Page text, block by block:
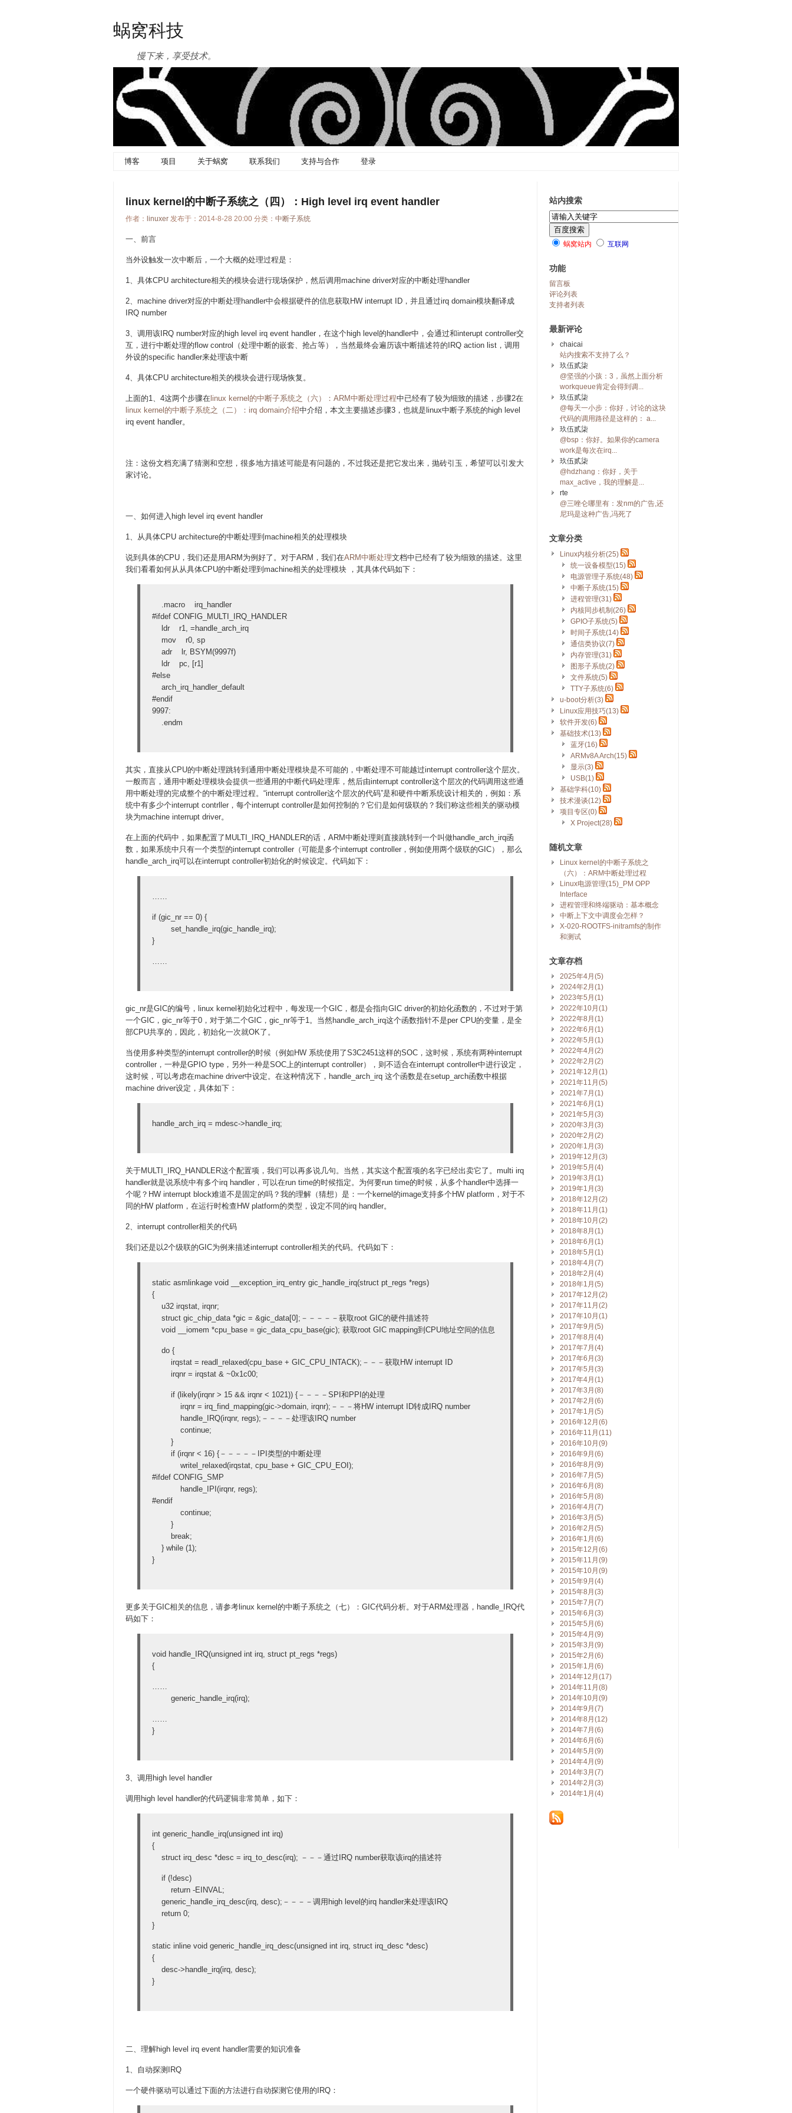
蜗窝科技
慢下来，享受技术。
博客 项目 关于蜗窝 联系我们 支持与合作 登录
linux kernel的中断子系统之（四）：High level irq event handler
作者： linuxer 发布于：2014-8-28 20:00 分类： 中断子系统
一、前言
当外设触发一次中断后，一个大概的处理过程是：
1、具体CPU architecture相关的模块会进行现场保护，然后调用machine driver对应的中断处理handler
2、machine driver对应的中断处理handler中会根据硬件的信息获取HW interrupt ID，并且通过irq domain模块翻译成
IRQ number
3、调用该IRQ number对应的high level irq event handler，在这个high level的handler中，会通过和interupt controller交
互，进行中断处理的flow control（处理中断的嵌套、抢占等），当然最终会遍历该中断描述符的IRQ action list，调用
外设的specific handler来处理该中断
4、具体CPU architecture相关的模块会进行现场恢复。
上面的1、4这两个步骤在 linux kernel的中断子系统之（六）：ARM中断处理过程中已经有了较为细致的描述，步骤2在
linux kernel的中断子系统之（二）：irq domain介绍中介绍，本文主要描述步骤3，也就是linux中断子系统的high level
irq event handler。
注：这份文档充满了猜测和空想，很多地方描述可能是有问题的，不过我还是把它发出来，抛砖引玉，希望可以引发大
家讨论。
一、如何进入high level irq event handler
1、从具体CPU architecture的中断处理到machine相关的处理模块
说到具体的CPU，我们还是用ARM为例好了。对于ARM，我们在ARM中断处理文档中已经有了较为细致的描述。这里
我们看看如何从从具体CPU的中断处理到machine相关的处理模块 ，其具体代码如下：
.macro irq_handler
#ifdef CONFIG_MULTI_IRQ_HANDLER
ldr r1, =handle_arch_irq
mov r0, sp
adr lr, BSYM(9997f)
ldr pc, [r1]
#else
arch_irq_handler_default
#endif
9997:
.endm
其实，直接从CPU的中断处理跳转到通用中断处理模块是不可能的，中断处理不可能越过interrupt controller这个层次。
一般而言，通用中断处理模块会提供一些通用的中断代码处理库，然后由interrupt controller这个层次的代码调用这些通
用中断处理的完成整个的中断处理过程。“interrupt controller这个层次的代码”是和硬件中断系统设计相关的，例如：系
统中有多少个interrupt contrller，每个interrupt controller是如何控制的？它们是如何级联的？我们称这些相关的驱动模
块为machine interrupt driver。
在上面的代码中，如果配置了MULTI_IRQ_HANDLER的话，ARM中断处理则直接跳转到一个叫做handle_arch_irq函
数，如果系统中只有一个类型的interrupt controller（可能是多个interrupt controller，例如使用两个级联的GIC），那么
handle_arch_irq可以在interrupt controller初始化的时候设定。代码如下：
……
if (gic_nr == 0) {
set_handle_irq(gic_handle_irq);
}
……
gic_nr是GIC的编号，linux kernel初始化过程中，每发现一个GIC，都是会指向GIC driver的初始化函数的，不过对于第
一个GIC，gic_nr等于0，对于第二个GIC，gic_nr等于1。当然handle_arch_irq这个函数指针不是per CPU的变量，是全
部CPU共享的，因此，初始化一次就OK了。
当使用多种类型的interrupt controller的时候（例如HW 系统使用了S3C2451这样的SOC，这时候，系统有两种interrupt
controller，一种是GPIO type，另外一种是SOC上的interrupt controller），则不适合在interrupt controller中进行设定，
这时候，可以考虑在machine driver中设定。在这种情况下，handle_arch_irq 这个函数是在setup_arch函数中根据
machine driver设定，具体如下：
handle_arch_irq = mdesc->handle_irq;
关于MULTI_IRQ_HANDLER这个配置项，我们可以再多说几句。当然，其实这个配置项的名字已经出卖它了。multi irq
handler就是说系统中有多个irq handler，可以在run time的时候指定。为何要run time的时候，从多个handler中选择一
个呢？HW interrupt block难道不是固定的吗？我的理解（猜想）是：一个kernel的image支持多个HW platform，对于不
同的HW platform，在运行时检查HW platform的类型，设定不同的irq handler。
2、interrupt controller相关的代码
我们还是以2个级联的GIC为例来描述interrupt controller相关的代码。代码如下：
static asmlinkage void __exception_irq_entry gic_handle_irq(struct pt_regs *regs)
{
u32 irqstat, irqnr;
struct gic_chip_data *gic = &gic_data[0];－－－－－获取root GIC的硬件描述符
void __iomem *cpu_base = gic_data_cpu_base(gic); 获取root GIC mapping到CPU地址空间的信息
do {
irqstat = readl_relaxed(cpu_base + GIC_CPU_INTACK);－－－获取HW interrupt ID
irqnr = irqstat & ~0x1c00;
if (likely(irqnr > 15 && irqnr < 1021)) {－－－－SPI和PPI的处理
irqnr = irq_find_mapping(gic->domain, irqnr);－－－将HW interrupt ID转成IRQ number
handle_IRQ(irqnr, regs);－－－－处理该IRQ number
continue;
}
if (irqnr < 16) {－－－－－IPI类型的中断处理
writel_relaxed(irqstat, cpu_base + GIC_CPU_EOI);
#ifdef CONFIG_SMP
handle_IPI(irqnr, regs);
#endif
continue;
}
break;
} while (1);
}
更多关于GIC相关的信息，请参考linux kernel的中断子系统之（七）：GIC代码分析。对于ARM处理器，handle_IRQ代
码如下：
void handle_IRQ(unsigned int irq, struct pt_regs *regs)
{
……
generic_handle_irq(irq);
……
}
3、调用high level handler
调用high level handler的代码逻辑非常简单，如下：
int generic_handle_irq(unsigned int irq)
{
struct irq_desc *desc = irq_to_desc(irq); －－－通过IRQ number获取该irq的描述符
if (!desc)
return -EINVAL;
generic_handle_irq_desc(irq, desc);－－－－调用high level的irq handler来处理该IRQ
return 0;
}
static inline void generic_handle_irq_desc(unsigned int irq, struct irq_desc *desc)
{
desc->handle_irq(irq, desc);
}
二、理解high level irq event handler需要的知识准备
1、自动探测IRQ
一个硬件驱动可以通过下面的方法进行自动探测它使用的IRQ：
站内搜索
蜗窝站内 互联网
功能
留言板
评论列表
支持者列表
最新评论
chaicai
站内搜索不支持了么？
玖伍贰柒
@坚强的小孩：3，虽然上面分析
workqueue肯定会得到调...
玖伍贰柒
@每天一小步：你好，讨论的这块
代码的调用路径是这样的： a...
玖伍贰柒
@bsp：你好。如果你的camera
work是每次在irq...
玖伍贰柒
@hdzhang：你好，关于
max_active，我的理解是...
rte
@三唑仑哪里有：发nm的广告,还
尼玛是这种广告,冯死了
文章分类
Linux内核分析(25)
统一设备模型(15)
电源管理子系统(48)
中断子系统(15)
进程管理(31)
内核同步机制(26)
GPIO子系统(5)
时间子系统(14)
通信类协议(7)
内存管理(31)
图形子系统(2)
文件系统(5)
TTY子系统(6)
u-boot分析(3)
Linux应用技巧(13)
软件开发(6)
基础技术(13)
蓝牙(16)
ARMv8A Arch(15)
显示(3)
USB(1)
基础学科(10)
技术漫谈(12)
项目专区(0)
X Project(28)
随机文章
Linux kernel的中断子系统之
（六）：ARM中断处理过程
Linux电源管理(15)_PM OPP
Interface
进程管理和终端驱动：基本概念
中断上下文中调度会怎样？
X-020-ROOTFS-initramfs的制作
和测试
文章存档
2025年4月(5)
2024年2月(1)
2023年5月(1)
2022年10月(1)
2022年8月(1)
2022年6月(1)
2022年5月(1)
2022年4月(2)
2022年2月(2)
2021年12月(1)
2021年11月(5)
2021年7月(1)
2021年6月(1)
2021年5月(3)
2020年3月(3)
2020年2月(2)
2020年1月(3)
2019年12月(3)
2019年5月(4)
2019年3月(1)
2019年1月(3)
2018年12月(2)
2018年11月(1)
2018年10月(2)
2018年8月(1)
2018年6月(1)
2018年5月(1)
2018年4月(7)
2018年2月(4)
2018年1月(5)
2017年12月(2)
2017年11月(2)
2017年10月(1)
2017年9月(5)
2017年8月(4)
2017年7月(4)
2017年6月(3)
2017年5月(3)
2017年4月(1)
2017年3月(8)
2017年2月(6)
2017年1月(5)
2016年12月(6)
2016年11月(11)
2016年10月(9)
2016年9月(6)
2016年8月(9)
2016年7月(5)
2016年6月(8)
2016年5月(8)
2016年4月(7)
2016年3月(5)
2016年2月(5)
2016年1月(6)
2015年12月(6)
2015年11月(9)
2015年10月(9)
2015年9月(4)
2015年8月(3)
2015年7月(7)
2015年6月(3)
2015年5月(6)
2015年4月(9)
2015年3月(9)
2015年2月(6)
2015年1月(6)
2014年12月(17)
2014年11月(8)
2014年10月(9)
2014年9月(7)
2014年8月(12)
2014年7月(6)
2014年6月(6)
2014年5月(9)
2014年4月(9)
2014年3月(7)
2014年2月(3)
2014年1月(4)